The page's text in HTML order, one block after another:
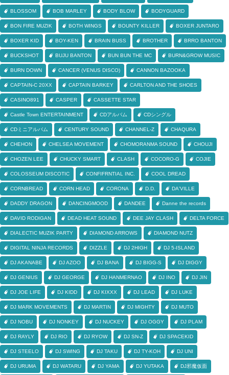
BLOSSOM BOB MARLEY BODY BLOW BODYGUARD
BON FIRE MUZIK BOTH WINGS BOUNTY KILLER BOXER JUNTARO
BOXER KID BOY-KEN BRAIN BUSS BROTHER BRRO BANTON
BUCKSHOT BUJU BANTON BUN BUN THE MC BURN&GROW MUSIC
BURN DOWN CANCER (VENUS DISCO) CANNON BAZOOKA
CAPTAIN-C 20XX CAPTAIN BARKEY CARLTON AND THE SHOES
CASINO891 CASPER CASSETTE STAR
Castle Town ENTERTAINMENT CDアルバム CDシングル
CDミニアルバム CENTURY SOUND CHANNEL-Z CHAQURA
CHEHON CHELSEA MOVEMENT CHOMORANMA SOUND CHOUJI
CHOZEN LEE CHUCKY SMART CLASH COCORO-G COJIE
COLOSSEUM DISCOTIC CONFIFRNTIAL INC. COOL DREAD
CORNBREAD CORN HEAD CORONA D.D. DA'VILLE
DADDY DRAGON DANCINGMOOD DANDEE Danne the records
DAVID RODIGAN DEAD HEAT SOUND DEE JAY CLASH DELTA FORCE
DIALECTIC MUZIK PARTY DIAMOND ARROWS DIAMOND NUTZ
DIGITAL NINJA RECORDS DIZZLE DJ 2HIGH DJ 5-ISLAND
DJ AKANABE DJ AZOO DJ BANA DJ BIGG-S DJ DIGGY
DJ GENIUS DJ GEORGE DJ HANMERNAO DJ INO DJ JIN
DJ JOE LIFE DJ KIDD DJ KIXXX DJ LEAD DJ LUKE
DJ MARK MOVEMENTS DJ MARTIN DJ MIGHTY DJ MUTO
DJ NOBU DJ NONKEY DJ NUCKEY DJ OGGY DJ PLAM
DJ RAYLY DJ RIO DJ RYOW DJ SN-Z DJ SPACEKID
DJ STEELO DJ SWING DJ TAKU DJ TY-KOH DJ UNI
DJ URUMA DJ WATARU DJ YAMA DJ YUTAKA DJ邪魔仮面